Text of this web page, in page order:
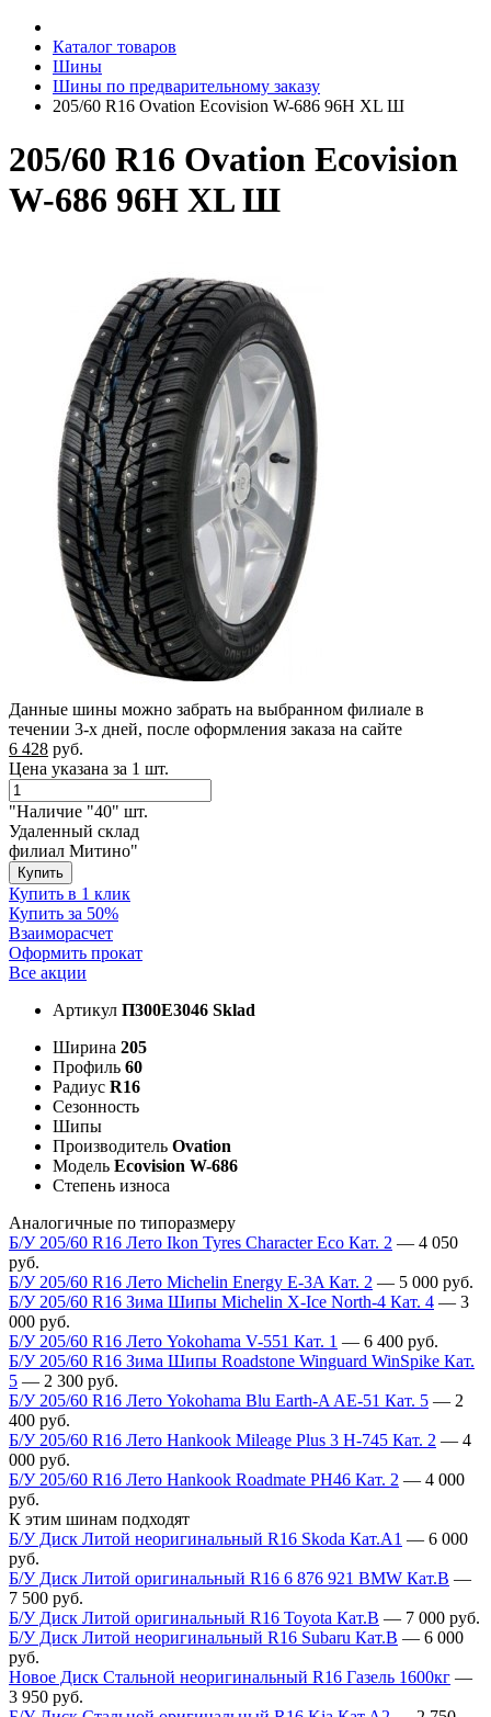
Каталог товаров
Шины
Шины по предварительному заказу
205/60 R16 Ovation Ecovision W-686 96H XL Ш
205/60 R16 Ovation Ecovision
W-686 96H XL Ш
Данные шины можно забрать на выбранном филиале в
течении 3-х дней, после оформления заказа на сайте
6 428 руб.
Цена указана за 1 шт.
"Наличие "40" шт.
Удаленный склад
филиал Митино"
Купить
Купить в 1 клик
Купить за 50%
Взаиморасчет
Оформить прокат
Все акции
Артикул П300E3046 Sklad
Ширина 205
Профиль 60
Радиус R16
Сезонность
Шипы
Производитель Ovation
Модель Ecovision W-686
Степень износа
Аналогичные по типоразмеру
Б/У 205/60 R16 Лето Ikon Tyres Character Eco Кат. 2 — 4 050
руб.
Б/У 205/60 R16 Лето Michelin Energy E-3A Кат. 2 — 5 000 руб.
Б/У 205/60 R16 Зима Шипы Michelin X-Ice North-4 Кат. 4 — 3
000 руб.
Б/У 205/60 R16 Лето Yokohama V-551 Кат. 1 — 6 400 руб.
Б/У 205/60 R16 Зима Шипы Roadstone Winguard WinSpike Кат.
5 — 2 300 руб.
Б/У 205/60 R16 Лето Yokohama Blu Earth-A AE-51 Кат. 5 — 2
400 руб.
Б/У 205/60 R16 Лето Hankook Mileage Plus 3 H-745 Кат. 2 — 4
000 руб.
Б/У 205/60 R16 Лето Hankook Roadmate PH46 Кат. 2 — 4 000
руб.
К этим шинам подходят
Б/У Диск Литой неоригинальный R16 Skoda Кат.А1 — 6 000
руб.
Б/У Диск Литой оригинальный R16 6 876 921 BMW Кат.В —
7 500 руб.
Б/У Диск Литой оригинальный R16 Toyota Кат.В — 7 000 руб.
Б/У Диск Литой неоригинальный R16 Subaru Кат.В — 6 000
руб.
Новое Диск Стальной неоригинальный R16 Газель 1600кг —
3 950 руб.